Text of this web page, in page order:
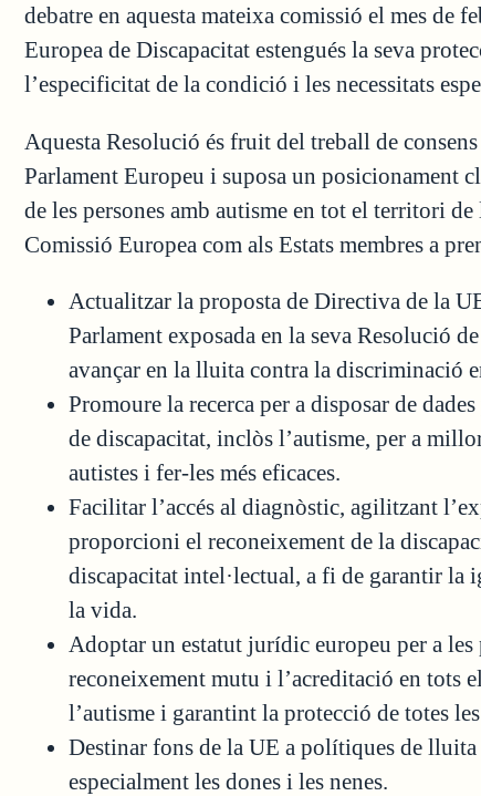
debatre en aquesta mateixa comissió el mes de
Europea de Discapacitat estengués la seva
l’especificitat de la condició i les necessitats
Aquesta Resolució és fruit del treball de
Parlament Europeu i suposa un posicionament
de les persones amb autisme en tot el territori
Comissió Europea com als Estats membres a
Actualitzar la proposta de Directiva de la
Parlament exposada en la seva Resolució
avançar en la lluita contra la discriminació
Promoure la recerca per a disposar de
de discapacitat, inclòs l’autisme, per a
autistes i fer-les més eficaces.
Facilitar l’accés al diagnòstic, agilitzant
proporcioni el reconeixement de la
discapacitat intel·lectual, a fi de garantir la
la vida.
Adoptar un estatut jurídic europeu per a
reconeixement mutu i l’acreditació en tots
l’autisme i garantint la protecció de totes
Destinar fons de la UE a polítiques de
especialment les dones i les nenes.